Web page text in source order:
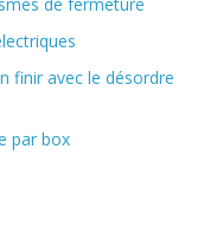
finir avec le désordre
par box